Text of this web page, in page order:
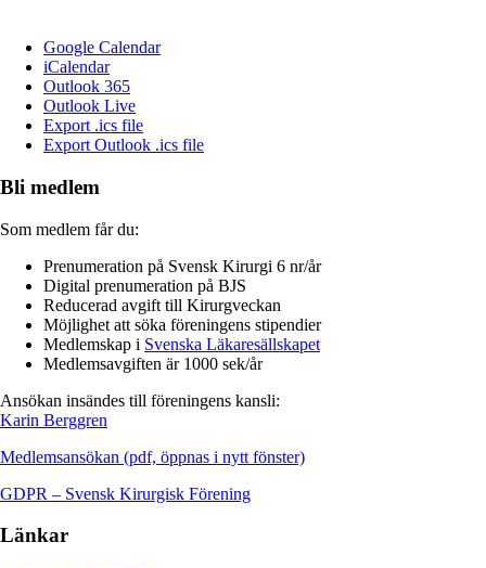
Google Calendar
iCalendar
Outlook 365
Outlook Live
Export .ics file
Export Outlook .ics file
Bli medlem
Som medlem får du:
Prenumeration på Svensk Kirurgi 6 nr/år
Digital prenumeration på BJS
Reducerad avgift till Kirurgveckan
Möjlighet att söka föreningens stipendier
Medlemskap i Svenska Läkaresällskapet
Medlemsavgiften är 1000 sek/år
Ansökan insändes till föreningens kansli:
Karin Berggren
Medlemsansökan (pdf, öppnas i nytt fönster)
GDPR – Svensk Kirurgisk Förening
Länkar